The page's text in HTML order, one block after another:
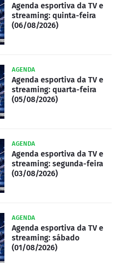
Agenda esportiva da TV e
streaming: quinta-feira
(06/08/2026)
AGENDA
Agenda esportiva da TV e
streaming: quarta-feira
(05/08/2026)
AGENDA
Agenda esportiva da TV e
streaming: segunda-feira
(03/08/2026)
AGENDA
Agenda esportiva da TV e
streaming: sábado
(01/08/2026)